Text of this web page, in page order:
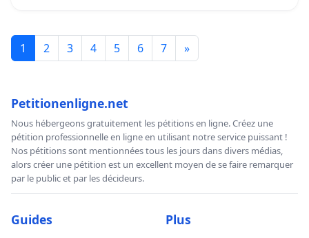
1 2 3 4 5 6 7 »
Petitionenligne.net
Nous hébergeons gratuitement les pétitions en ligne. Créez une
pétition professionnelle en ligne en utilisant notre service puissant !
Nos pétitions sont mentionnées tous les jours dans divers médias,
alors créer une pétition est un excellent moyen de se faire remarquer
par le public et par les décideurs.
Guides Plus